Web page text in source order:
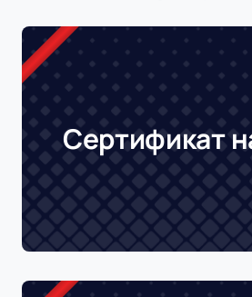
Сертификат